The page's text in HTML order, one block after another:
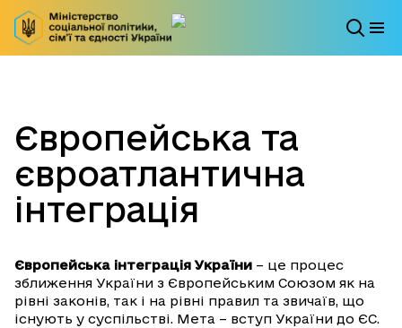
Європейська та
євроатлантична
інтеграція
Європейська інтеграція України – це процес
зближення України з Європейським Союзом як на
рівні законів, так і на рівні правил та звичаїв, що
існують у суспільстві. Мета – вступ України до ЄС.